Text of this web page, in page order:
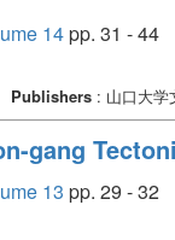
14pp. 31 - 44
Publishers: 山口大学
gang
13 pp. 29 - 32